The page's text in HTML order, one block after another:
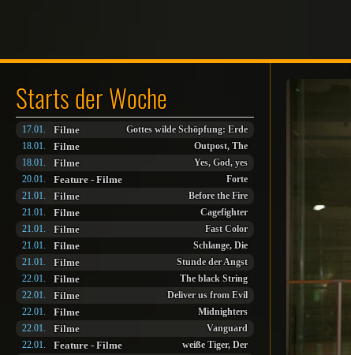
Starts der Woche
Gottes wilde Schöpfung: Erde
Filme
17.01.
Outpost, The
Filme
18.01.
Yes, God, yes
Filme
18.01.
Forte
Feature - Filme
20.01.
Before the Fire
Filme
21.01.
Cagefighter
Filme
21.01.
Fast Color
Filme
21.01.
Schlange, Die
Filme
21.01.
Stunde der Angst
Filme
21.01.
The black String
Filme
22.01.
Deliver us from Evil
Filme
22.01.
Midnighters
Filme
22.01.
Vanguard
Filme
22.01.
weiße Tiger, Der
Feature - Filme
22.01.